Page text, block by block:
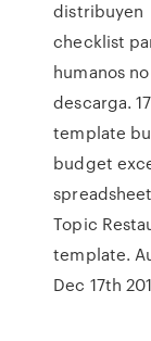
distribuyen
checklist
humanos
descarga.
template
budget
Topic
template.
Dec 17th